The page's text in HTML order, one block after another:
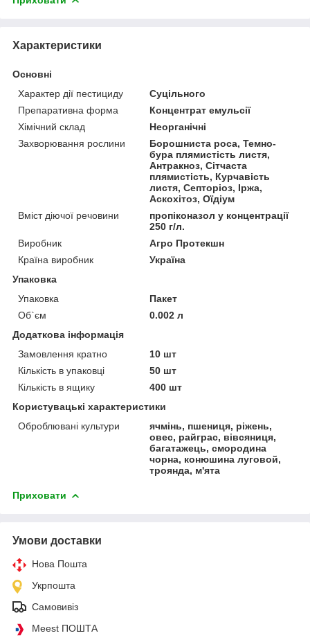
Характеристики
Основні
Характер дії пестициду
Суцільного
Препаративна форма
Концентрат емульсії
Хімічний склад
Неорганічні
Захворювання рослини
Борошниста роса, Темно-
бура плямистість листя,
Антракноз, Сітчаста
плямистість, Курчавість
листя, Септоріоз, Іржа,
Аскохітоз, Оїдіум
Вміст діючої речовини
пропіконазол у концентрації
250 г/л.
Виробник
Агро Протекшн
Країна виробник
Україна
Упаковка
Упаковка
Пакет
Об`єм
0.002 л
Додаткова інформація
Замовлення кратно
10 шт
Кількість в упаковці
50 шт
Кількість в ящику
400 шт
Користувацькі характеристики
Оброблювані культури
ячмінь, пшениця, ріжень,
овес, райграс, вівсяниця,
багатажець, смородина
чорна, конюшина луговой,
троянда, м'ята
Приховати
Умови доставки
Нова Пошта
Укрпошта
Самовивіз
Meest ПОШТА